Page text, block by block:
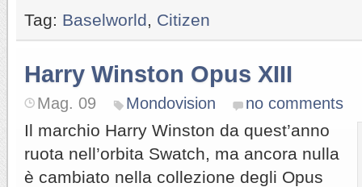
Tag: Baselworld Citizen
Harry Winston Opus XIII
Mag. 09 Mondovision no comments
Il marchio Harry Winston da quest’anno
ruota nell’orbita Swatch, ma ancora nulla
è cambiato nella collezione degli Opus